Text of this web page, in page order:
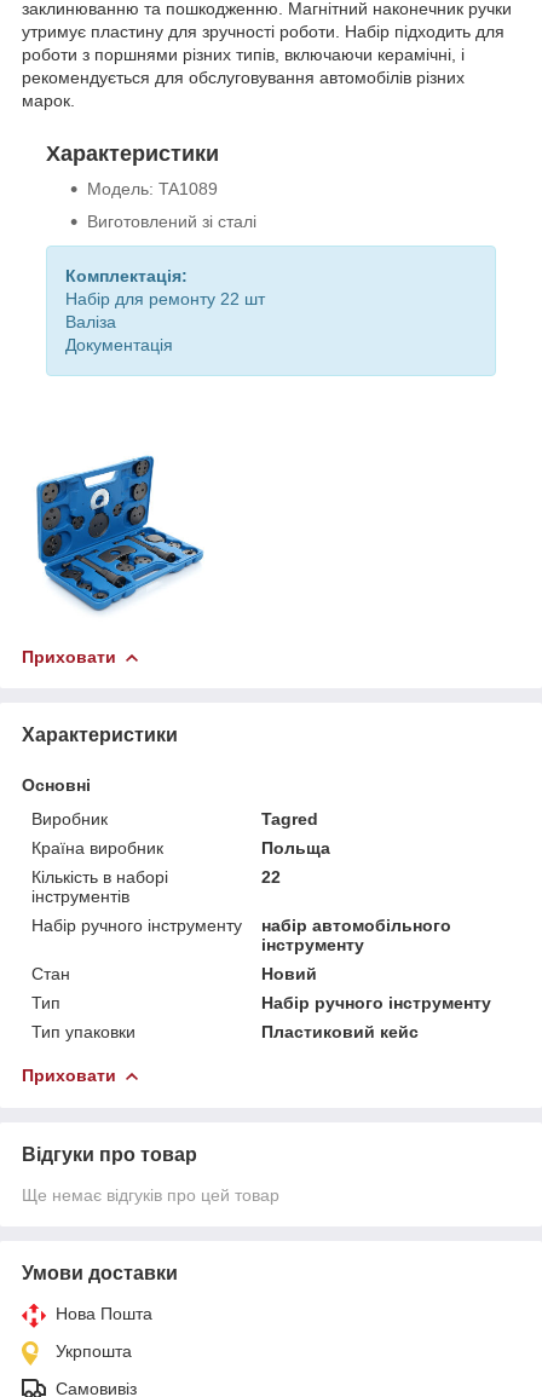
заклинюванню та пошкодженню. Магнітний наконечник ручки
утримує пластину для зручності роботи. Набір підходить для
роботи з поршнями різних типів, включаючи керамічні, і
рекомендується для обслуговування автомобілів різних
марок.
Характеристики
Модель: TA1089
Виготовлений зі сталі
Комплектація:
Набір для ремонту 22 шт
Валіза
Документація
Приховати
Характеристики
Основні
Виробник
Tagred
Країна виробник
Польща
Кількість в наборі
інструментів
22
Набір ручного інструменту
набір автомобільного
інструменту
Стан
Новий
Тип
Набір ручного інструменту
Тип упаковки
Пластиковий кейс
Приховати
Відгуки про товар
Ще немає відгуків про цей товар
Умови доставки
Нова Пошта
Укрпошта
Самовивіз